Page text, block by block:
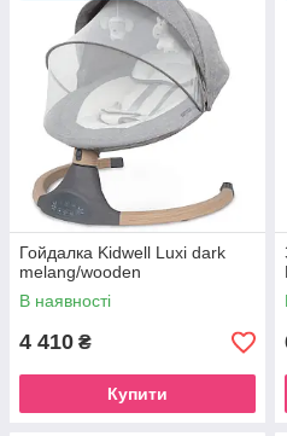
Гойдалка Kidwell Luxi dark
melang/wooden
В наявності
4 410 ₴
Купити